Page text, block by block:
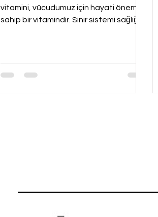
vitamini, vücudumuz için hayati öneme
sahip bir vitamindir. Sinir sistemi sağlığı,